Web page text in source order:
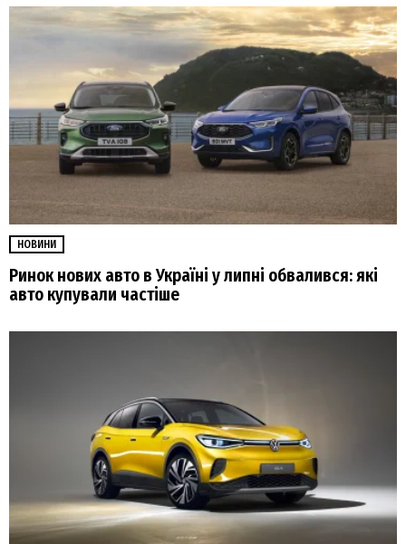
НОВИНИ
Ринок нових авто в Україні у липні обвалився: які
авто купували частіше